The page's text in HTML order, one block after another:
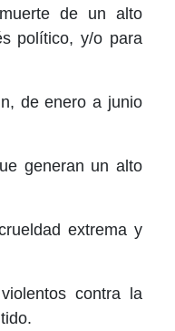
de un alto
político, y/o para
de enero a junio
generan un alto
extrema y
contra la